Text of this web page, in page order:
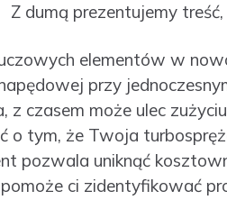
Z dumą prezentujemy
elementów w
przy
z czasem może ulec
o tym, że Twoja
pozwala uniknąć
ci zidentyfikować